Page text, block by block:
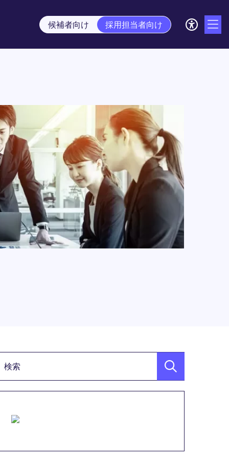
候補者向け 採用担当者向け